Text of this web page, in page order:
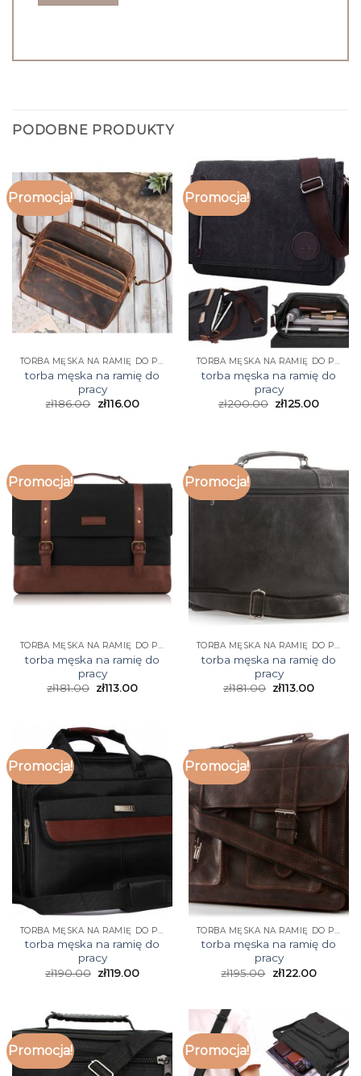
PODOBNE PRODUKTY
Promocja!
TORBA MĘSKA NA RAMIĘ DO PRACY
torba męska na ramię do
pracy
zł186.00 zł116.00
Promocja!
TORBA MĘSKA NA RAMIĘ DO PRACY
torba męska na ramię do
pracy
zł200.00 zł125.00
Promocja!
TORBA MĘSKA NA RAMIĘ DO PRACY
torba męska na ramię do
pracy
zł181.00 zł113.00
Promocja!
TORBA MĘSKA NA RAMIĘ DO PRACY
torba męska na ramię do
pracy
zł181.00 zł113.00
Promocja!
torba męska na ramię do
pracy
zł190.00 zł119.00
Promocja!
torba męska na ramię do
pracy
zł195.00 zł122.00
Promocja! Promocja!